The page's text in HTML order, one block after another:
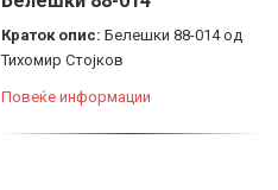
Краток опис: Белешки 88-014 од
Тихомир Стојков
Повеќе информации